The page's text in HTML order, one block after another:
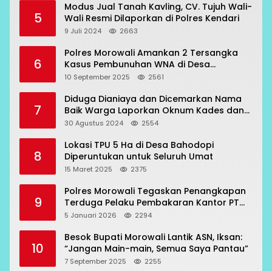
5
Modus Jual Tanah Kavling, CV. Tujuh Wali-
Wali Resmi Dilaporkan di Polres Kendari
9 Juli 2024 2663
6
Polres Morowali Amankan 2 Tersangka
Kasus Pembunuhan WNA di Desa
Topogaro
10 September 2025 2561
7
Diduga Dianiaya dan Dicemarkan Nama
Baik Warga Laporkan Oknum Kades dan
Oknum Polisi
30 Agustus 2024 2554
8
Lokasi TPU 5 Ha di Desa Bahodopi
Diperuntukan untuk Seluruh Umat
15 Maret 2025 2375
9
Polres Morowali Tegaskan Penangkapan
Terduga Pelaku Pembakaran Kantor PT
RCP Sesuai Prosedur
5 Januari 2026 2294
10
Besok Bupati Morowali Lantik ASN, Iksan:
“Jangan Main-main, Semua Saya Pantau”
7 September 2025 2255